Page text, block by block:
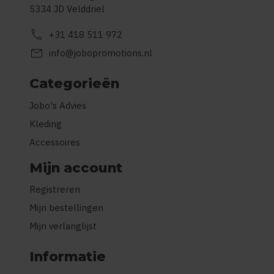
5334 JD Velddriel
call +31 418 511 972
mail info@jobopromotions.nl
Categorieën
Jobo's Advies
Kleding
Accessoires
Mijn account
Registreren
Mijn bestellingen
Mijn verlanglijst
Informatie